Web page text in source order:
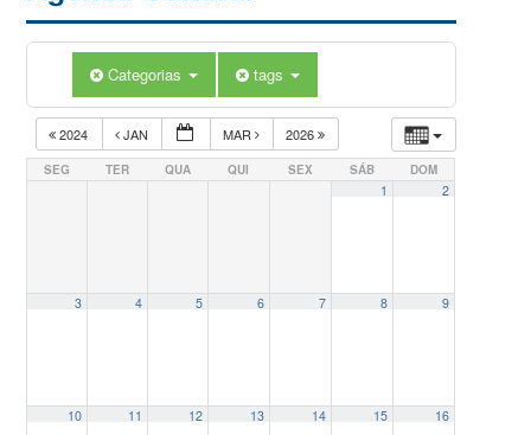
Categorias tags
2024 JAN MAR 2026
SEG TER QUA QUI SEX SÁB DOM
1 2
3 4 5 6 7 8 9
10 11 12 13 14 15 16